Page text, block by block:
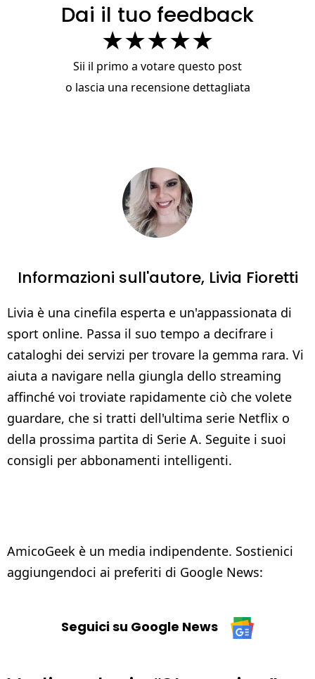
Dai il tuo feedback
★★★★★
Sii il primo a votare questo post
o lascia una recensione dettagliata
Informazioni sull'autore, Livia Fioretti
Livia è una cinefila esperta e un'appassionata di
sport online. Passa il suo tempo a decifrare i
cataloghi dei servizi per trovare la gemma rara. Vi
aiuta a navigare nella giungla dello streaming
affinché voi troviate rapidamente ciò che volete
guardare, che si tratti dell'ultima serie Netflix o
della prossima partita di Serie A. Seguite i suoi
consigli per abbonamenti intelligenti.
AmicoGeek è un media indipendente. Sostienici
aggiungendoci ai preferiti di Google News:
Seguici su Google News